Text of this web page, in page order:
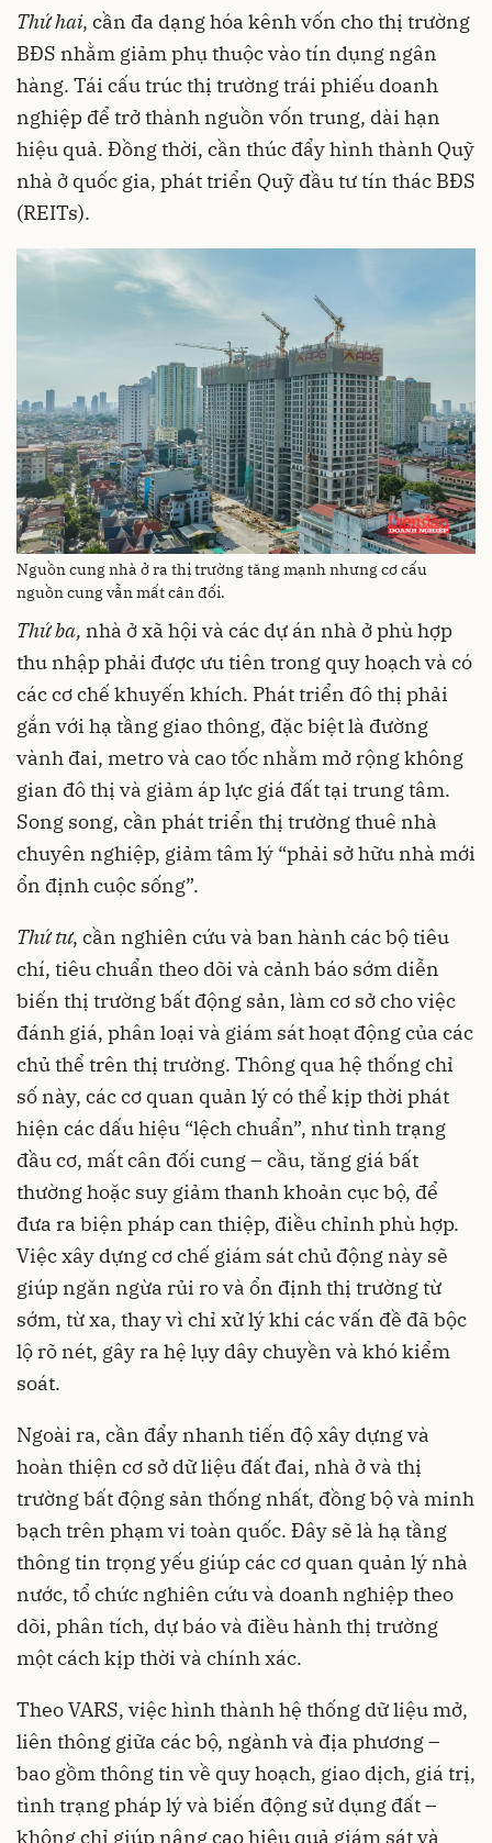
Thứ hai, cần đa dạng hóa kênh vốn cho thị trường
BĐS nhằm giảm phụ thuộc vào tín dụng ngân
hàng. Tái cấu trúc thị trường trái phiếu doanh
nghiệp để trở thành nguồn vốn trung, dài hạn
hiệu quả. Đồng thời, cần thúc đẩy hình thành Quỹ
nhà ở quốc gia, phát triển Quỹ đầu tư tín thác BĐS
(REITs).
Nguồn cung nhà ở ra thị trường tăng mạnh nhưng cơ cấu
nguồn cung vẫn mất cân đối.
Thứ ba, nhà ở xã hội và các dự án nhà ở phù hợp
thu nhập phải được ưu tiên trong quy hoạch và có
các cơ chế khuyến khích. Phát triển đô thị phải
gắn với hạ tầng giao thông, đặc biệt là đường
vành đai, metro và cao tốc nhằm mở rộng không
gian đô thị và giảm áp lực giá đất tại trung tâm.
Song song, cần phát triển thị trường thuê nhà
chuyên nghiệp, giảm tâm lý “phải sở hữu nhà mới
ổn định cuộc sống”.
Thứ tư, cần nghiên cứu và ban hành các bộ tiêu
chí, tiêu chuẩn theo dõi và cảnh báo sớm diễn
biến thị trường bất động sản, làm cơ sở cho việc
đánh giá, phân loại và giám sát hoạt động của các
chủ thể trên thị trường. Thông qua hệ thống chỉ
số này, các cơ quan quản lý có thể kịp thời phát
hiện các dấu hiệu “lệch chuẩn”, như tình trạng
đầu cơ, mất cân đối cung – cầu, tăng giá bất
thường hoặc suy giảm thanh khoản cục bộ, để
đưa ra biện pháp can thiệp, điều chỉnh phù hợp.
Việc xây dựng cơ chế giám sát chủ động này sẽ
giúp ngăn ngừa rủi ro và ổn định thị trường từ
sớm, từ xa, thay vì chỉ xử lý khi các vấn đề đã bộc
lộ rõ nét, gây ra hệ lụy dây chuyền và khó kiểm
soát.
Ngoài ra, cần đẩy nhanh tiến độ xây dựng và
hoàn thiện cơ sở dữ liệu đất đai, nhà ở và thị
trường bất động sản thống nhất, đồng bộ và minh
bạch trên phạm vi toàn quốc. Đây sẽ là hạ tầng
thông tin trọng yếu giúp các cơ quan quản lý nhà
nước, tổ chức nghiên cứu và doanh nghiệp theo
dõi, phân tích, dự báo và điều hành thị trường
một cách kịp thời và chính xác.
Theo VARS, việc hình thành hệ thống dữ liệu mở,
liên thông giữa các bộ, ngành và địa phương –
bao gồm thông tin về quy hoạch, giao dịch, giá trị,
tình trạng pháp lý và biến động sử dụng đất –
không chỉ giúp nâng cao hiệu quả giám sát và